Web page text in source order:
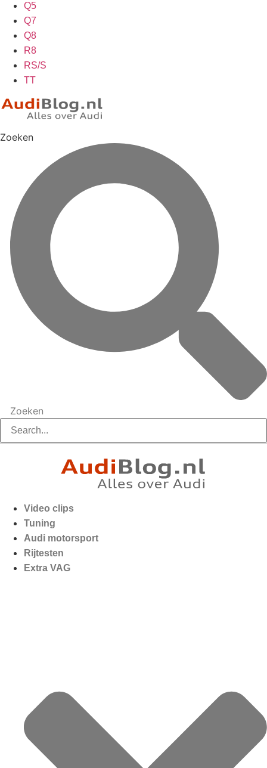
Q5
Q7
Q8
R8
RS/S
TT
Zoeken
Zoeken
Video clips
Tuning
Audi motorsport
Rijtesten
Extra VAG